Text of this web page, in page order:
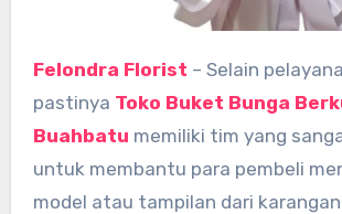
Felondra Florist – Selain
pastinya Toko Buket Bunga
Buahbatu memiliki tim yang
untuk membantu para pembeli
model atau tampilan dari